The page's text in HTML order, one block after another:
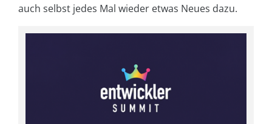
auch selbst jedes Mal wieder etwas Neues dazu.